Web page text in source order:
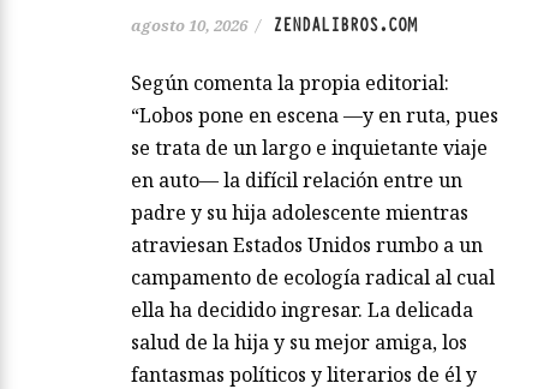
agosto 10, 2026 / ZENDALIBROS.COM
Según comenta la propia editorial:
“Lobos pone en escena —y en ruta, pues
se trata de un largo e inquietante viaje
en auto— la difícil relación entre un
padre y su hija adolescente mientras
atraviesan Estados Unidos rumbo a un
campamento de ecología radical al cual
ella ha decidido ingresar. La delicada
salud de la hija y su mejor amiga, los
fantasmas políticos y literarios de él y